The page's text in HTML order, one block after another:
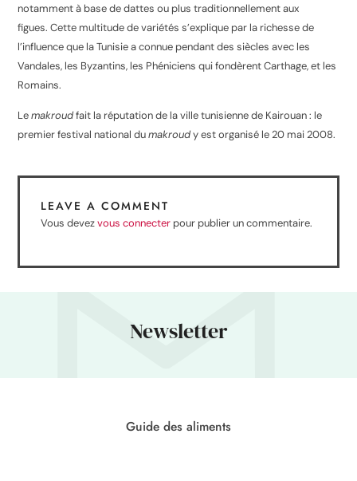
notamment à base de dattes ou plus traditionnellement aux
figues.Cette multitude de variétés s’explique par la richesse de
l’influence que la Tunisie a connue pendant des siècles avec les
Vandales, les Byzantins, les Phéniciens qui fondèrent Carthage, et les
Romains.
Lemakroudfait la réputation de la ville tunisienne de Kairouan : le
premier festival national dumakroudy est organisé le20 mai 2008.
LEAVE A COMMENT
Vous devezvous connecter pour publier un commentaire.
Newsletter
Guide des aliments